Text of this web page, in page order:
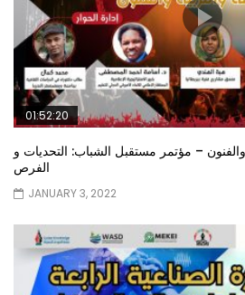
01:52:20
والفنون – مؤتمر مستقبل الشباب: التحديات و
الفرص
JANUARY 3, 2022